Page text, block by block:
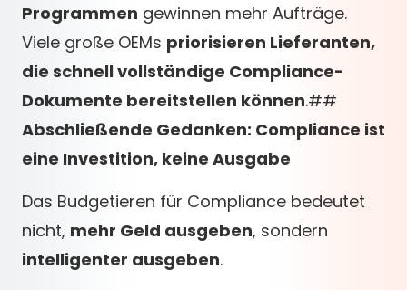
Programmen gewinnen mehr Aufträge.
Viele große OEMs priorisieren Lieferanten,
die schnell vollständige Compliance-
Dokumente bereitstellen können.##
Abschließende Gedanken: Compliance ist
eine Investition, keine Ausgabe
Das Budgetieren für Compliance bedeutet
nicht, mehr Geld ausgeben, sondern
intelligenter ausgeben.